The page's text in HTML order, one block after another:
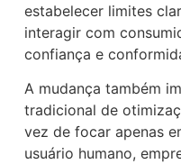
estabelecer limites
interagir com
confiança e
A mudança também
tradicional de
vez de focar apenas
usuário humano,